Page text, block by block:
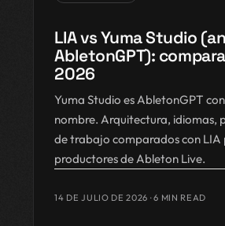
LIA vs Yuma Studio
AbletonGPT):
2026
Yuma Studio es AbletonGPT
nombre. Arquitectura, idiomas,
de trabajo comparados con LIA
productores de Ableton Live.
14 DE JULIO DE 2026 · 6 MIN READ